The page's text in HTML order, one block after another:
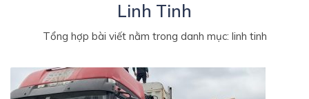
Linh Tinh
Tổng hợp bài viết nằm trong danh mục: linh tinh